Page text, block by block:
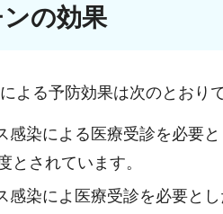
の効果
よる予防効果は次のとおり
感染による医療受診を必要
とされています。
感染によ医療受診を必要と